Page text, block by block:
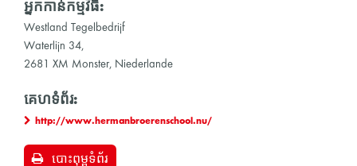
អ្នកកាន់កម្មវិធី:
Westland Tegelbedrijf
Waterlijn 34,
2681 XM Monster, Niederlande
គេហទំព័រ:
http://www.hermanbroerenschool.nu/
បោះពុម្ពទំព័រ